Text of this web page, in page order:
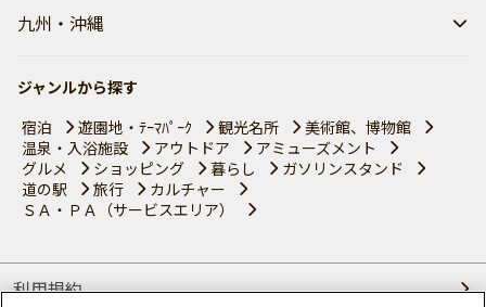
九州・沖縄
ジャンルから探す
宿泊
遊園地・ﾃｰﾏﾊﾟｰｸ 観光名所
美術館、博物館
温泉・入浴施設
アウトドア
アミューズメント
グルメ
ショッピング 暮らし
ガソリンスタンド
道の駅
旅行
カルチャー
ＳＡ・ＰＡ（サービスエリア）
利用規約